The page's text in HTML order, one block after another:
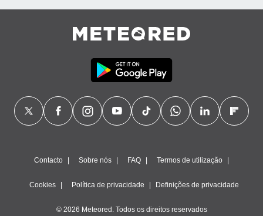
Contacto Sobre nós FAQ Termos de utilização
Cookies Política de privacidade Definições de privacidade
© 2026 Meteored. Todos os direitos reservados